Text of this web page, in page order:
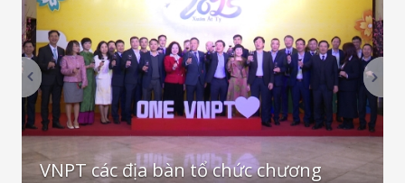
VNPT các địa bàn tổ chức chương